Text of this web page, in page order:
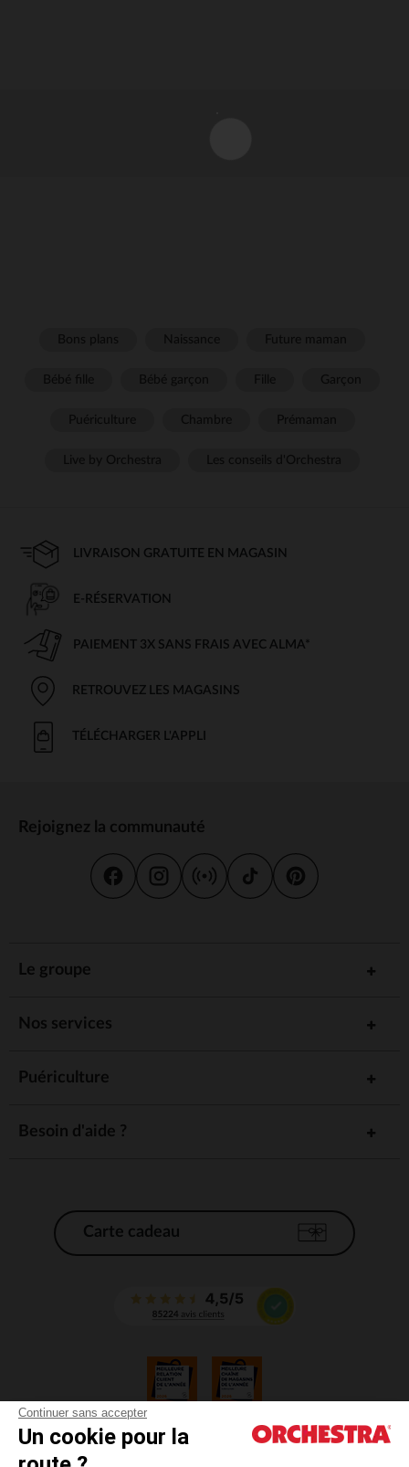
Continuer sans accepter
Un cookie pour la
LIVRAISON GRATUITE EN MAGASIN
E-RÉSERVATION
PAIEMENT 3X SANS FRAIS AVEC ALMA*
RETROUVEZ LES MAGASINS
TÉLÉCHARGER L'APPLI
Rejoignez la communauté
Le groupe
Nos services
Puériculture
Besoin d'aide ?
Carte cadeau